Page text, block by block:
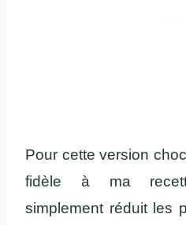
Pour cette version
fidèle à ma
simplement réduit les